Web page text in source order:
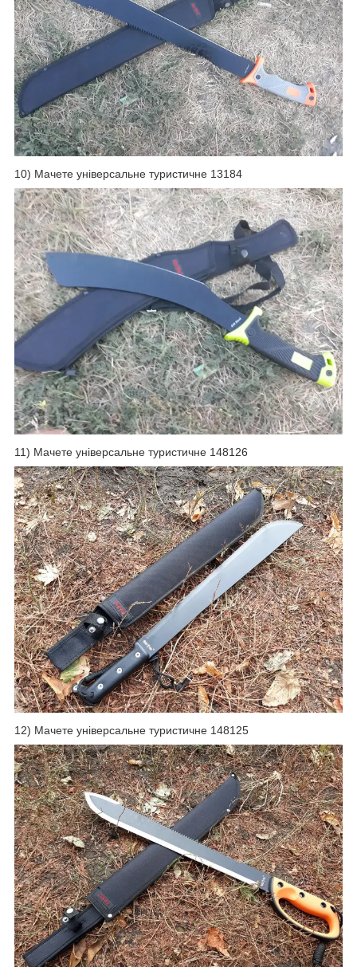
10) Мачете універсальне туристичне 13184
11) Мачете універсальне туристичне 148126
12) Мачете універсальне туристичне 148125